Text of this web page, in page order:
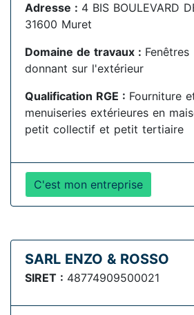
Adresse : 4 BIS BOULEVARD
31600 Muret
Domaine de travaux :
donnant sur l'extérieur
Qualification RGE : Fourniture
menuiseries extérieures en
petit collectif et petit tertiaire
C'est mon entreprise
SARL ENZO & ROSSO
SIRET : 48774909500021